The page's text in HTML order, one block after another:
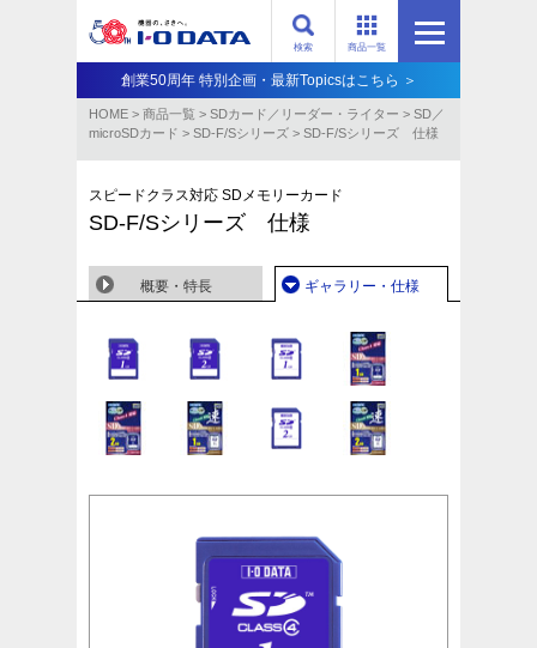
商品一覧
検索
創業50周年 特別企画・最新Topicsはこちら ＞
HOME > 商品一覧 > SDカード／リーダー・ライター > SD／
microSDカード > SD-F/Sシリーズ > SD-F/Sシリーズ 仕様
スピードクラス対応 SDメモリーカード
SD-F/Sシリーズ 仕様
概要・特長 ギャラリー・仕様